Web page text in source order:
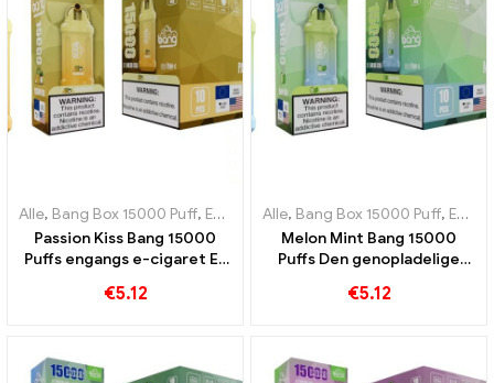
Alle, Bang Box 15000 Puff, Engangs e-cigaretter Sverige ,Engangs
Passion Kiss Bang 15000
Puffs engangs e-cigaret En
sød frugt elskere
€5.12
Alle, Bang Box 15000 Puff, Engangs e-cigaretter Sverige
Melon Mint Bang 15000
Puffs Den genopladelige
kombinerer melonens
€5.12